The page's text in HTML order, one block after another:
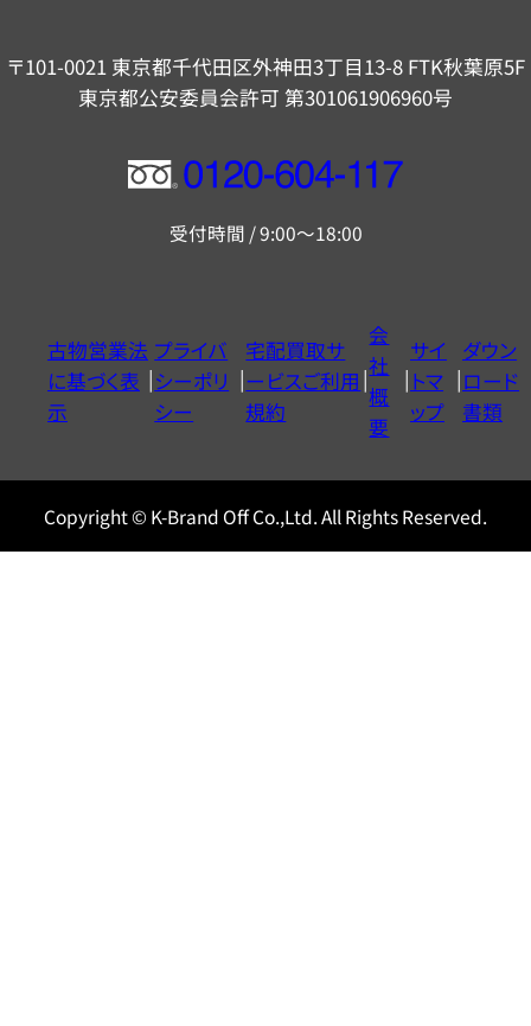
〒101-0021 東京都千代田区外神田3丁目13-8 FTK秋葉原5F
東京都公安委員会許可 第301061906960号
フ
ー
ヤ
ル
0120604117
受付時間 / 9:00～18:00
古物営業法
に基づく表
示
プライバ
シーポリ
シー
宅配買取サ
ービスご利用
規約
会
社
概
要
サイ
トマ
ップ
ダウン
ロード
書類
Copyright © K-Brand Off Co.,Ltd. All Rights Reserved.